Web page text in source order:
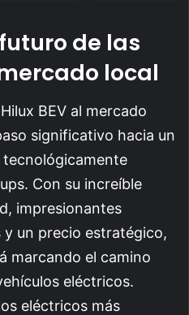
de las
local
BEV al mercado
significativo hacia un
Con su increíble
impresionantes
un precio estratégico,
marcando el camino
eléctricos.
eléctricos más